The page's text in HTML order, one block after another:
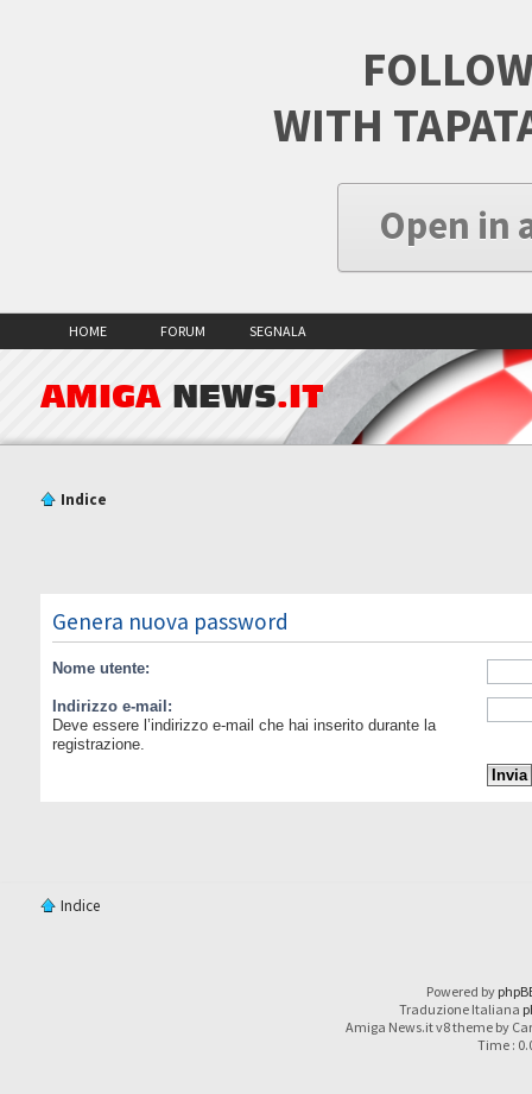
WITH
Open in
HOME FORUM SEGNALA
AMIGA NEWS.IT
Indice
Genera nuova password
Nome utente:
Indirizzo e-mail:
Deve essere l’indirizzo e-mail che hai inserito durante la
registrazione.
Indice
Powered by
Traduzione Italiana
Amiga News.it v8 theme by
Time :